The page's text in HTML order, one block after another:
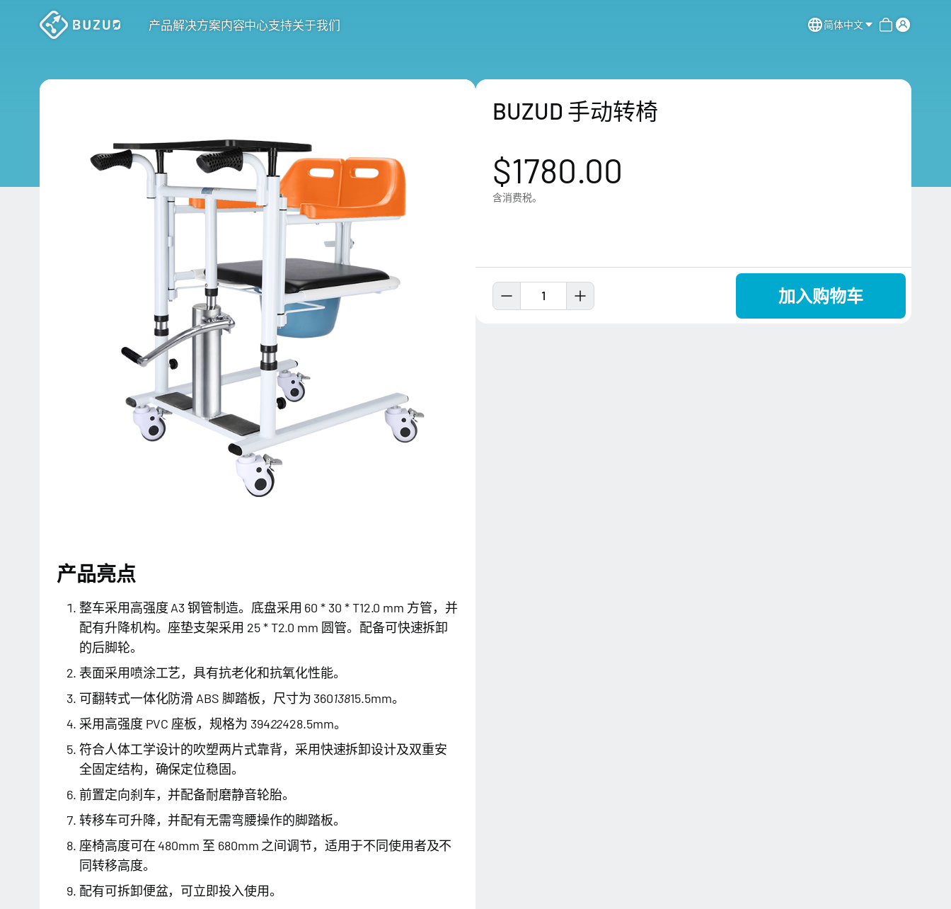
产品解决方案内容中心支持关于我们 简体中文
产品亮点
整车采用高强度 A3 钢管制造。底盘采用 60 * 30 * T12.0 mm 方管，并
配有升降机构。座垫支架采用 25 * T2.0 mm 圆管。配备可快速拆卸
的后脚轮。
表面采用喷涂工艺，具有抗老化和抗氧化性能。
可翻转式一体化防滑 ABS 脚踏板，尺寸为 36013815.5mm。
采用高强度 PVC 座板，规格为 39422428.5mm。
符合人体工学设计的吹塑两片式靠背，采用快速拆卸设计及双重安
全固定结构，确保定位稳固。
前置定向刹车，并配备耐磨静音轮胎。
转移车可升降，并配有无需弯腰操作的脚踏板。
座椅高度可在 480mm 至 680mm 之间调节，适用于不同使用者及不
同转移高度。
配有可拆卸便盆，可立即投入使用。
BUZUD 手动转椅
$1780.00
含消费税。
1 加入购物车